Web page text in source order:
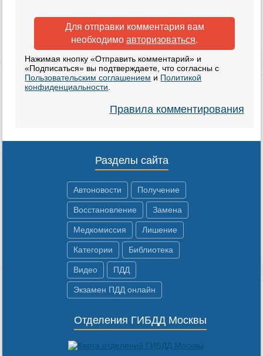
Для отправки комментария вам
необходимо авторизоваться.
Нажимая кнопку «Отправить комментарий» и
«Подписаться» вы подтверждаете, что согласны с
Пользовательским соглашением и Политикой
конфиденциальности
Правила комментирования
Разделы сайта
Автоновости Получение
Восстановление Замена
Медкомиссия Лишение
Категории Библиотека
Видео ПДД
Экзамен ПДД онлайн
Отделения ГИБДД Москвы